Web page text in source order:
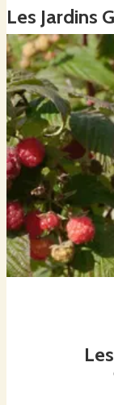
Les Jardins